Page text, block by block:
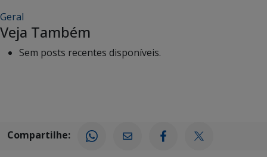
Geral
Veja Também
Sem posts recentes disponíveis.
Compartilhe: